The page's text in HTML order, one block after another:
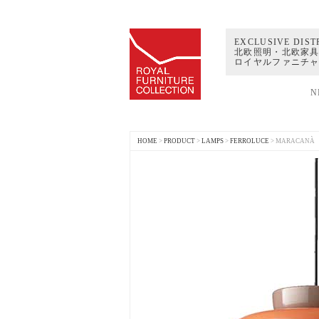
EXCLUSIVE
北欧照明・北欧家
ロイヤルファニチ
HOME > PRODUCT > LAMPS > FERROLUCE > MARACANÀ